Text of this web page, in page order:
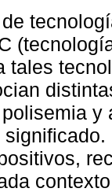
tales